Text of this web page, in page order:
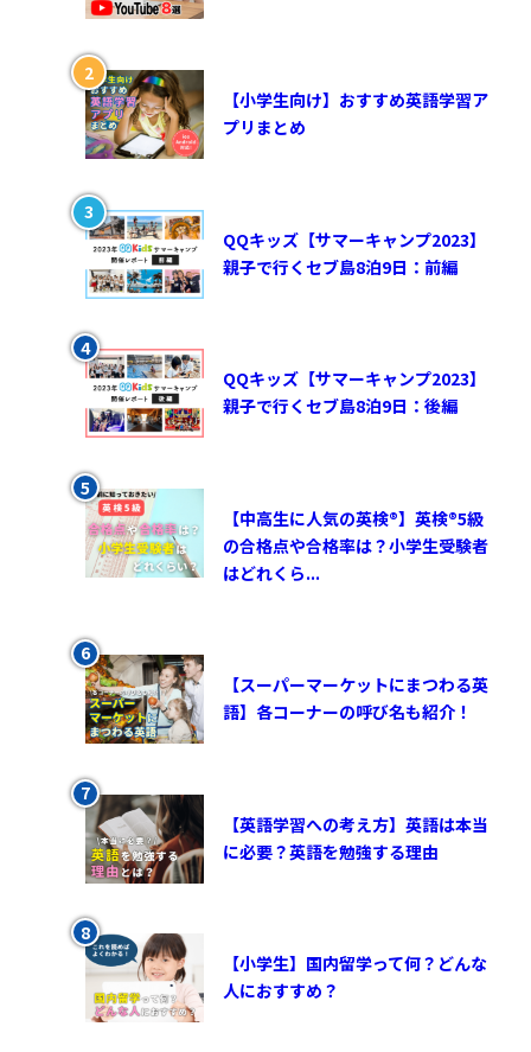
【小学生向け】おすすめ英語学習ア
プリまとめ
QQキッズ【サマーキャンプ2023】
親子で行くセブ島8泊9日：前編
QQキッズ【サマーキャンプ2023】
親子で行くセブ島8泊9日：後編
【中高生に人気の英検®︎】英検®︎5級
の合格点や合格率は？小学生受験者
はどれくら...
【スーパーマーケットにまつわる英
語】各コーナーの呼び名も紹介！
【英語学習への考え方】英語は本当
に必要？英語を勉強する理由
【小学生】国内留学って何？どんな
人におすすめ？